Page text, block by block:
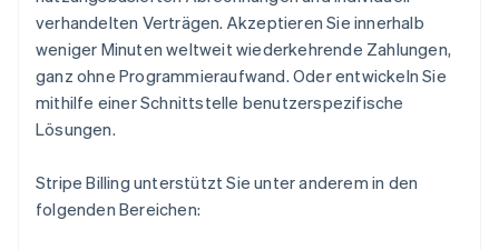
verhandelten Verträgen. Akzeptieren Sie innerhalb
weniger Minuten weltweit wiederkehrende Zahlungen,
ganz ohne Programmieraufwand. Oder entwickeln Sie
mithilfe einer Schnittstelle benutzerspezifische
Lösungen.
Stripe Billing unterstützt Sie unter anderem in den
folgenden Bereichen: